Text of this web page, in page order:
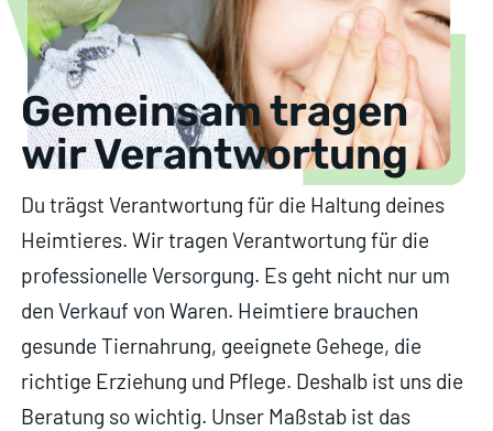
Gemeinsam tragen
wir Verantwortung
Du trägst Verantwortung für die Haltung deines
Heimtieres. Wir tragen Verantwortung für die
professionelle Versorgung. Es geht nicht nur um
den Verkauf von Waren. Heimtiere brauchen
gesunde Tiernahrung, geeignete Gehege, die
richtige Erziehung und Pflege. Deshalb ist uns die
Beratung so wichtig. Unser Maßstab ist das